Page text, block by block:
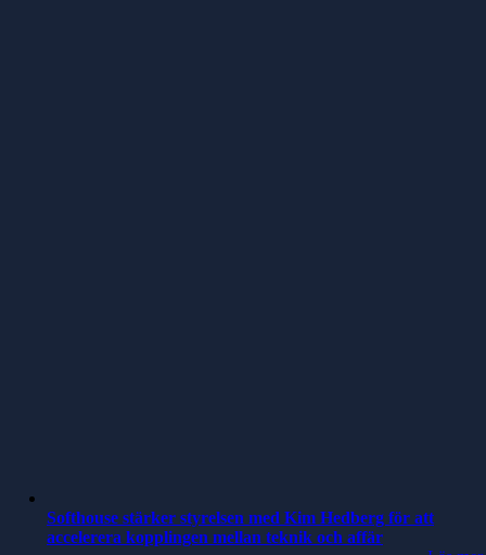
Softhouse stärker styrelsen med Kim Hedberg för att
accelerera kopplingen mellan teknik och affär